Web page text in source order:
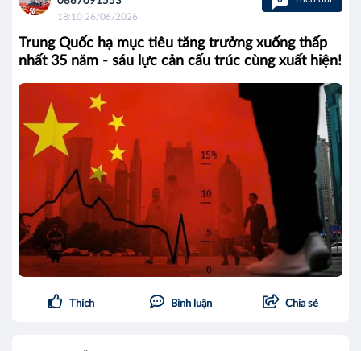
18:10 26/06/2026
Trung Quốc hạ mục tiêu tăng trưởng xuống thấp
nhất 35 năm - sáu lực cản cấu trúc cùng xuất hiện!
Thích Bình luận Chia sẻ